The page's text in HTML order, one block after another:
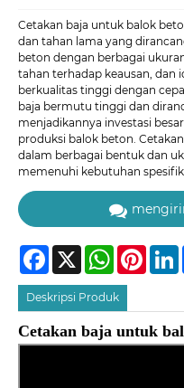
Cetakan baja untuk balok
dan tahan lama yang
beton dengan berbagai
tahan terhadap keausan, dan
berkualitas tinggi dengan
baja bermutu tinggi dan
menjadikannya investasi
produksi balok beton.
dalam berbagai bentuk dan
memenuhi kebutuhan spesifik.
Facebook
X WhatsApp
Deskripsi Produk
Cetakan baja untuk